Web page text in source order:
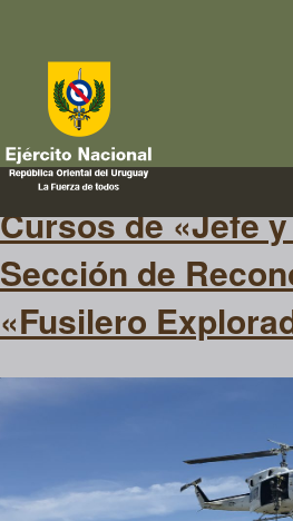
explorador
Cursos de «Jefe
Sección de
«Fusilero